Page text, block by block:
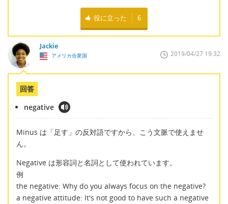
役に立った 6
Jackie
アメリカ合衆国 2019/04/27 19:32
回答
negative
Minus は「足す」の反対語ですから、こう文脈で使えませ
ん。
Negative は形容詞と名詞として使われています。
例
the negative: Why do you always focus on the negative?
a negative attitude: It's not good to have such a negative